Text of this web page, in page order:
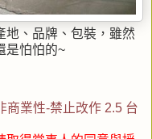
地、品牌、包裝，雖然
是怕怕的~
商業性-禁止改作 2.5 台